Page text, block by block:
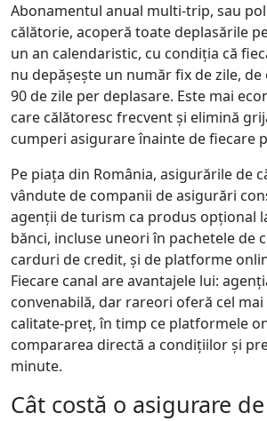
Abonamentul anual multi-trip, sau
călătorie, acoperă toate deplasările
un an calendaristic, cu condiția că
nu depășește un număr fix de zile, de
90 de zile per deplasare. Este mai
care călătoresc frecvent și elimină
cumperi asigurare înainte de fiecare
Pe piața din România, asigurările de
vândute de companii de asigurări
agenții de turism ca produs opțional
bănci, incluse uneori în pachetele de
carduri de credit, și de platforme
Fiecare canal are avantajele lui:
convenabilă, dar rareori oferă cel
calitate-preț, în timp ce platformele
compararea directă a condițiilor și
minute.
Cât costă o asigurare